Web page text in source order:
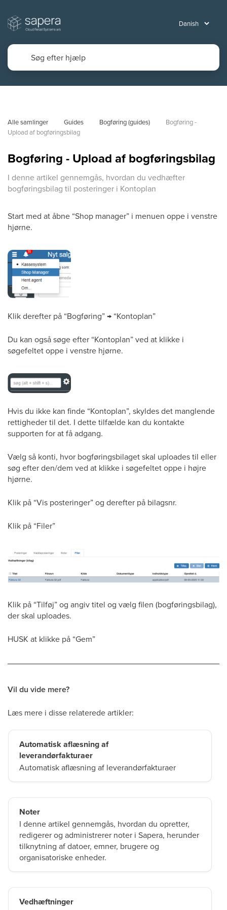
Alle samlinger Guides Bogføring (guides)
Bogføring -
Upload af bogføringsbilag
Bogføring - Upload af bogføringsbilag
I denne artikel gennemgås, hvordan du vedhæfter
bogføringsbilag til posteringer i Kontoplan
Start med at åbne “Shop manager” i menuen oppe i venstre
hjørne.
Klik derefter på “Bogføring” → “Kontoplan”
Du kan også søge efter “Kontoplan” ved at klikke i
søgefeltet oppe i venstre hjørne.
Hvis du ikke kan finde “Kontoplan”, skyldes det manglende
rettigheder til det. I dette tilfælde kan du kontakte
supporten for at få adgang.
Vælg så konti, hvor bogføringsbilaget skal uploades til eller
søg efter den/dem ved at klikke i søgefeltet oppe i højre
hjørne.
Klik på “Vis posteringer” og derefter på bilagsnr.
Klik på “Filer”
Klik på “Tilføj” og angiv titel og vælg filen (bogføringsbilag),
der skal uploades.
HUSK at klikke på “Gem”
Vil du vide mere?
Læs mere i disse relaterede artikler:
Automatisk aflæsning af
leverandørfakturaer
Automatisk aflæsning af leverandørfakturaer
Noter
I denne artikel gennemgås, hvordan du opretter,
redigerer og administrerer noter i Sapera, herunder
tilknytning af datoer, emner, brugere og
organisatoriske enheder.
Vedhæftninger